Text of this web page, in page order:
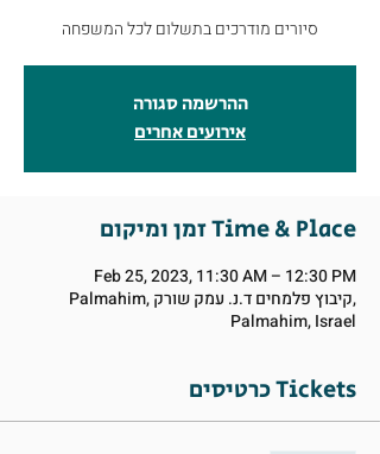
ההרשמה סגורה
אירועים אחרים
זמן ומיקום Time & Place
Feb 25, 2023, 11:30 AM – 12:30 PM
Palmahim, קיבוץ פלמחים ד.נ. עמק שורק,
Palmahim, Israel
כרטיסים Tickets